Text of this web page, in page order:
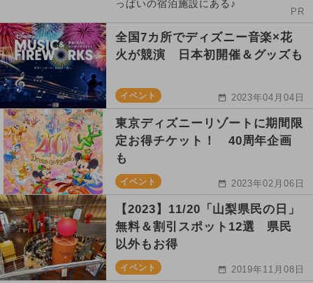
っぱいの宿泊施設にある♪
PR
全国7カ所でディズニー音楽×花
火が競演 日本初開催＆グッズも
イベント 2023年04月04日
東京ディズニーリゾートに期間限
定お得チケット！ 40周年企画
も
イベント 2023年02月06日
【2023】11/20「山梨県民の日」
無料＆割引スポット12選 県民
以外もお得
イベント 2019年11月08日